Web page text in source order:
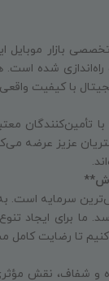
بازار
راه‌اندازی شده
با کیفیت
عزیز عرضه
سرمایه است.
ما برای ایجاد
کنیم تا رضایت
و شفاف، نقش